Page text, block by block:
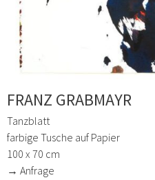
FRANZ GRABMAYR
Tanzblatt
farbige Tusche auf Papier
100 x 70 cm
→ Anfrage